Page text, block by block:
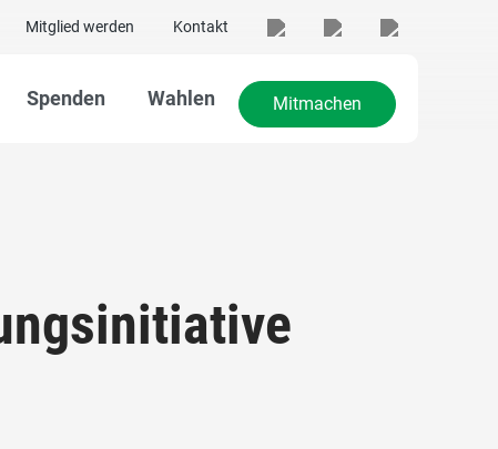
Mitglied werden Kontakt
Spenden Wahlen Mitmachen